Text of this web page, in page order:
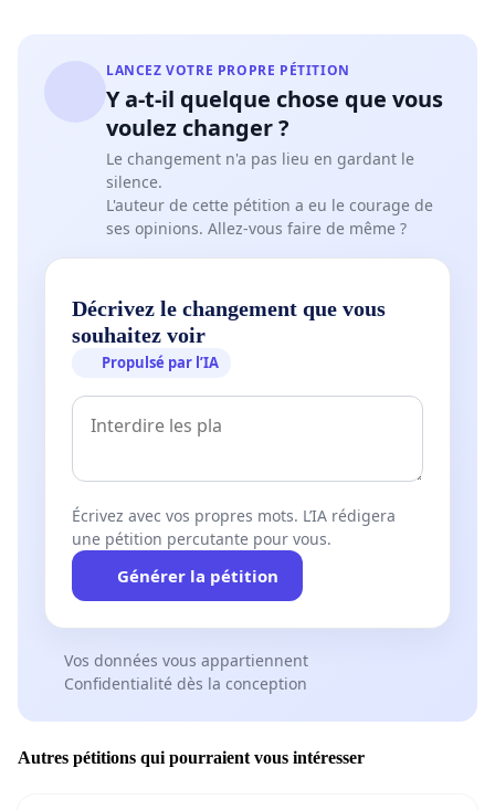
LANCEZ VOTRE PROPRE PÉTITION
Y a-t-il quelque chose que vous
voulez changer ?
Le changement n'a pas lieu en gardant le
silence.
L'auteur de cette pétition a eu le courage de
ses opinions. Allez-vous faire de même ?
Décrivez le changement que vous
souhaitez voir
Propulsé par l’IA
Écrivez avec vos propres mots. L’IA rédigera
une pétition percutante pour vous.
Générer la pétition
Vos données vous appartiennent
Confidentialité dès la conception
Autres pétitions qui pourraient vous intéresser